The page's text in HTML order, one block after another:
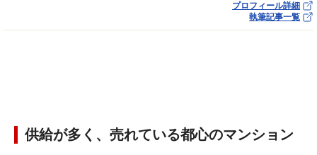
プロフィール詳細
執筆記事一覧
供給が多く、売れている都心のマンション